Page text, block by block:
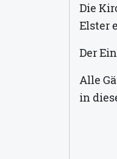
Die
Elster
Der
Alle
in